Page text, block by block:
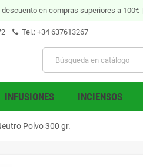
descuento en compras superiores a 100€ |
Tel.: +34 637613267
INFUSIONES INCIENSOS
Polvo 300 gr.